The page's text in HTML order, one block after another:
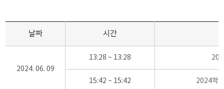
날짜 시간
2024. 06. 09
13:28 ~ 13:28
15:42 ~ 15:42 2024학